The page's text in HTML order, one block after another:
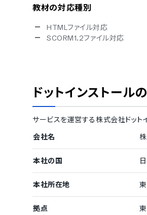
教材の対応種別
HTMLファイル対応
SCORM1.2ファイル対応
受講者のレポート提出機能
受講者の学習管理機能
単位数取得の確認機能
受講者のコミュニティ管理機能
受講者用の日記作成機能
受講者のプロフィール登録
ドットインストール
サービスを運営する株式会社ドット
会社名
本社の国
本社所在地
拠点